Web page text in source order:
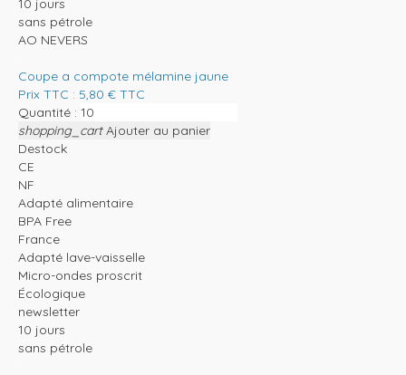
10 jours
sans pétrole
AO NEVERS
Coupe a compote mélamine jaune
Prix TTC : 5,80 € TTC
Quantité :
shopping_cart Ajouter au panier
Destock
CE
NF
Adapté alimentaire
BPA Free
France
Adapté lave-vaisselle
Micro-ondes proscrit
Écologique
newsletter
10 jours
sans pétrole